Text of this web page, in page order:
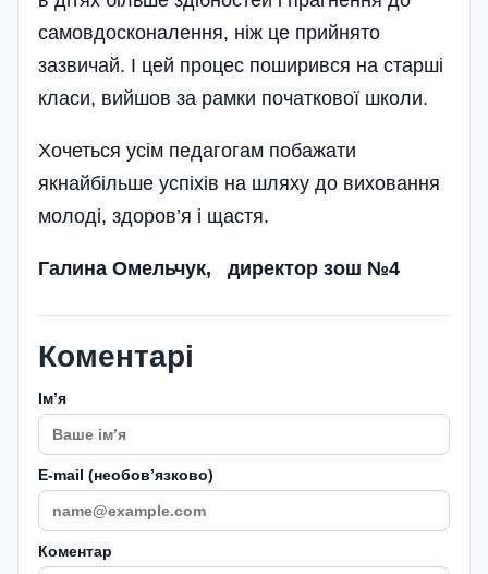
самовдосконалення, ніж це прийнято
зазвичай. І цей процес поширився на старші
класи, вийшов за рамки початкової школи.
Хочеться усім педагогам побажати
якнайбільше успіхів на шляху до виховання
молоді, здоров’я і щастя.
Галина Омельчук, директор зош №4
Коментарі
Імʼя
E-mail (необовʼязково)
Коментар